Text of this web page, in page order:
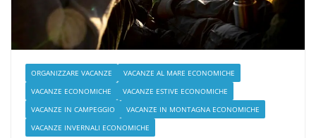
ORGANIZZARE VACANZE
VACANZE AL MARE ECONOMICHE
VACANZE ECONOMICHE
VACANZE ESTIVE ECONOMICHE
VACANZE IN CAMPEGGIO
VACANZE IN MONTAGNA ECONOMICHE
VACANZE INVERNALI ECONOMICHE